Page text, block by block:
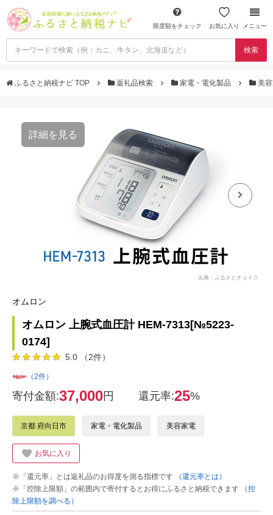
限度額をチェック お気に入り メニュー
検索
ふるさと納税ナビ TOP 返礼品検索 家電・電化製品 美
詳細を見る
出典：ふるさとチョイス
オムロン
オムロン 上腕式血圧計 HEM-7313[№5223-
0174]
5.0 （2件）
（2件）
寄付金額:37,000円 還元率:25%
京都 府向日市 家電・電化製品 美容家電
お気に入り
※「還元率」とは返礼品のお得度を測る指標です
（還元率とは）
※「控除上限額」の範囲内で寄付するとお得にふるさと納税できます
（控
除上限額を調べる）